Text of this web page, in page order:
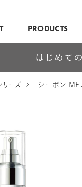
PRODUCTS
はじめて
リーズ シーボン